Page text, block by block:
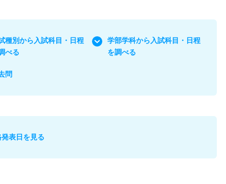
種別から入試科目・日程
べる
学部学科から入試科目・日程
を調べる
問
表日を見る